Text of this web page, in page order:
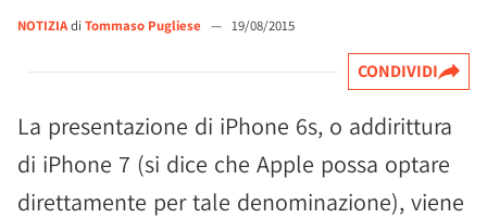
NOTIZIAdi Tommaso Pugliese — 19/08/2015
CONDIVIDI
La presentazione di iPhone 6s, o addirittura
di iPhone 7 (si dice che Apple possa optare
direttamente per tale denominazione), viene